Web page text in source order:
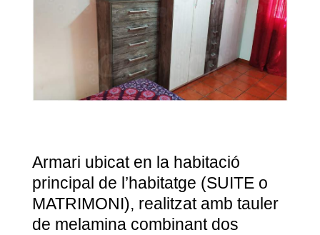
Armari ubicat en la habitació
principal de l’habitatge (SUITE o
MATRIMONI), realitzat amb tauler
de melamina combinant dos